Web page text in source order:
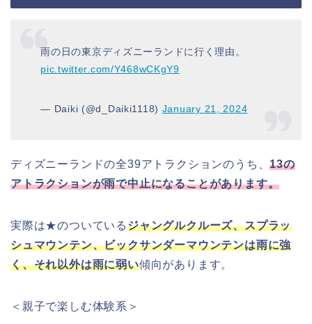
雨の日の東京ディズニーランドに行く理由。
pic.twitter.com/Y468wCKgY9
— Daiki (@d_Daiki1118) January 21, 2024
ディズニーランドの全39アトラクションのうち、13の
アトラクションが雨で中止になることがあります。
実際は★のついているジャングルクルーズ、スプラッ
シュマウンテン、ビックサンダーマウンテンは雨に強
く、それ以外は雨に弱い傾向があります。
＜ 親子で楽しむ体験系 ＞